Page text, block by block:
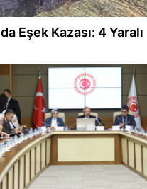
Eşek Kazası: 4 Yaralı